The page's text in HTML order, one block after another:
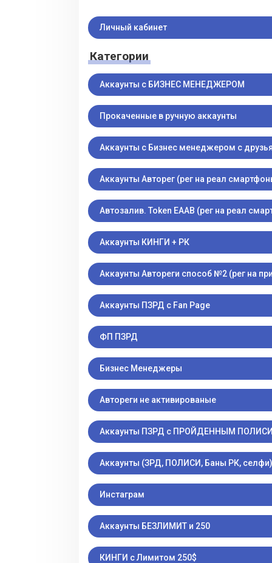
Личный кабинет
Категории
Аккаунты с БИЗНЕС МЕНЕДЖЕРОМ
Прокаченные в ручную аккаунты
Аккаунты с Бизнес менеджером с
Аккаунты Авторег (рег на реал
Автозалив. Token EAAB (рег на реал
Аккаунты КИНГИ + РК
Аккаунты Автореги способ №2 (рег на
Аккаунты ПЗРД с Fan Page
ФП ПЗРД
Бизнес Менеджеры
Автореги не активированые
Аккаунты ПЗРД с ПРОЙДЕННЫМ
Аккаунты (ЗРД, ПОЛИСИ, Баны РК, селфи)
Инстаграм
Аккаунты БЕЗЛИМИТ и 250
КИНГИ с Лимитом 250$